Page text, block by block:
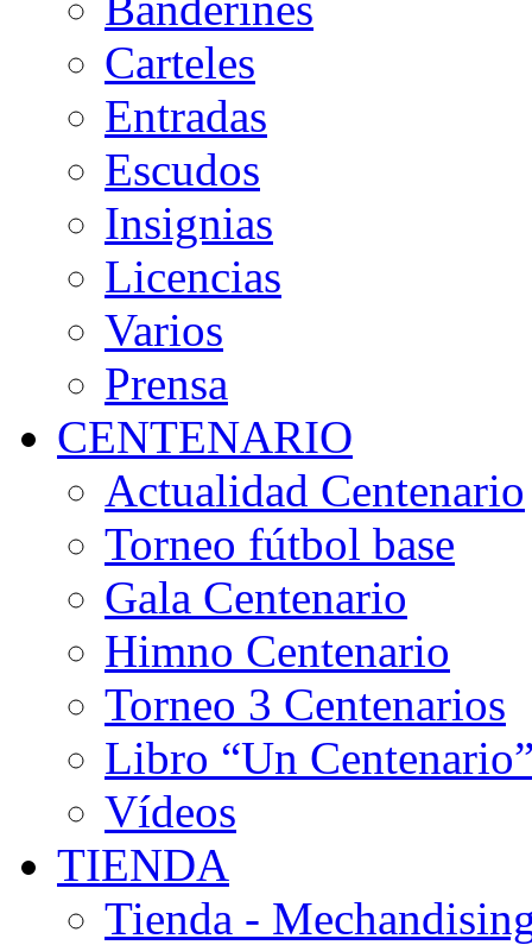
Carteles
Entradas
Escudos
Insignias
Licencias
Varios
Prensa
CENTENARIO
Actualidad Centenario
Torneo fútbol base
Gala Centenario
Himno Centenario
Torneo 3 Centenarios
Libro “Un
Vídeos
TIENDA
Tienda -